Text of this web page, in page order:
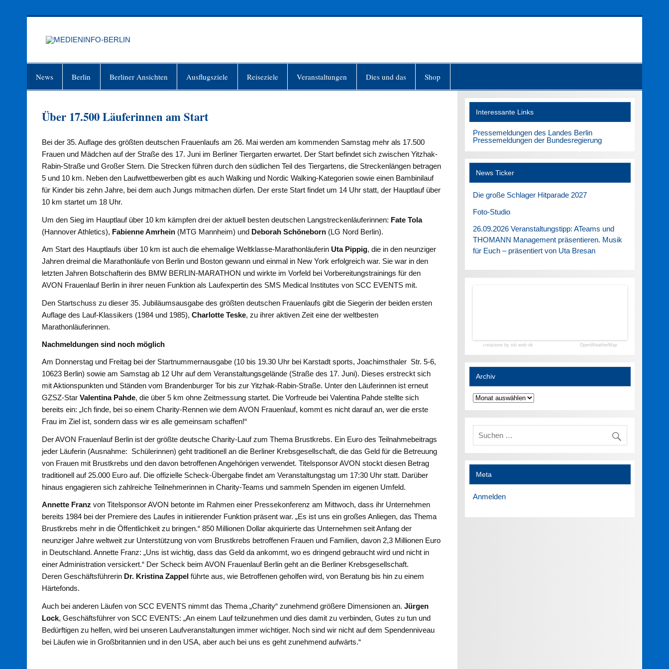
News Berlin Berliner Ansichten Ausflugsziele Reiseziele Veranstaltungen Dies und das Shop
Über 17.500 Läuferinnen am Start
Bei der 35. Auflage des größten deutschen Frauenlaufs am 26. Mai werden am kommenden Samstag mehr als 17.500
Frauen und Mädchen auf der Straße des 17. Juni im Berliner Tiergarten erwartet. Der Start befindet sich zwischen Yitzhak-
Rabin-Straße und Großer Stern. Die Strecken führen durch den südlichen Teil des Tiergartens, die Streckenlängen betragen
5 und 10 km. Neben den Laufwettbewerben gibt es auch Walking und Nordic Walking-Kategorien sowie einen Bambinilauf
für Kinder bis zehn Jahre, bei dem auch Jungs mitmachen dürfen. Der erste Start findet um 14 Uhr statt, der Hauptlauf über
10 km startet um 18 Uhr.
Um den Sieg im Hauptlauf über 10 km kämpfen drei der aktuell besten deutschen Langstreckenläuferinnen: Fate Tola
(Hannover Athletics), Fabienne Amrhein (MTG Mannheim) und Deborah Schöneborn (LG Nord Berlin).
Am Start des Hauptlaufs über 10 km ist auch die ehemalige Weltklasse-Marathonläuferin Uta Pippig, die in den neunziger
Jahren dreimal die Marathonläufe von Berlin und Boston gewann und einmal in New York erfolgreich war. Sie war in den
letzten Jahren Botschafterin des BMW BERLIN-MARATHON und wirkte im Vorfeld bei Vorbereitungstrainings für den
AVON Frauenlauf Berlin in ihrer neuen Funktion als Laufexpertin des SMS Medical Institutes von SCC EVENTS mit.
Den Startschuss zu dieser 35. Jubiläumsausgabe des größten deutschen Frauenlaufs gibt die Siegerin der beiden ersten
Auflage des Lauf-Klassikers (1984 und 1985),Charlotte Teske, zu ihrer aktiven Zeit eine der weltbesten
Marathonläuferinnen.
Nachmeldungen sind noch möglich
Am Donnerstag und Freitag bei der Startnummernausgabe (10 bis 19.30 Uhr bei Karstadt sports, Joachimsthaler Str. 5-6,
10623 Berlin) sowie am Samstag ab 12 Uhr auf dem Veranstaltungsgelände (Straße des 17. Juni). Dieses erstreckt sich
mit Aktionspunkten und Ständen vom Brandenburger Tor bis zur Yitzhak-Rabin-Straße. Unter den Läuferinnen ist erneut
GZSZ-StarValentina Pahde, die über 5 km ohne Zeitmessung startet. Die Vorfreude bei Valentina Pahde stellte sich
bereits ein: „Ich finde, bei so einem Charity-Rennen wie dem AVON Frauenlauf, kommt es nicht darauf an, wer die erste
Frau im Ziel ist, sondern dass wir es alle gemeinsam schaffen!“
Der AVON Frauenlauf Berlin ist der größte deutsche Charity-Lauf zum Thema Brustkrebs. Ein Euro des Teilnahmebeitrags
jeder Läuferin (Ausnahme: Schülerinnen) geht traditionell an die Berliner Krebsgesellschaft, die das Geld für die Betreuung
von Frauen mit Brustkrebs und den davon betroffenen Angehörigen verwendet. Titelsponsor AVON stockt diesen Betrag
traditionell auf 25.000 Euro auf. Die offizielle Scheck-Übergabe findet am Veranstaltungstag um 17:30 Uhr statt. Darüber
hinaus engagieren sich zahlreiche Teilnehmerinnen in Charity-Teams und sammeln Spenden im eigenen Umfeld.
Annette Franz von Titelsponsor AVON betonte im Rahmen einer Pressekonferenz am Mittwoch, dass ihr Unternehmen
bereits 1984 bei der Premiere des Laufes in initiierender Funktion präsent war. „Es ist uns ein großes Anliegen, das Thema
Brustkrebs mehr in die Öffentlichkeit zu bringen.“ 850 Millionen Dollar akquirierte das Unternehmen seit Anfang der
neunziger Jahre weltweit zur Unterstützung von vom Brustkrebs betroffenen Frauen und Familien, davon 2,3 Millionen Euro
in Deutschland. Annette Franz: „Uns ist wichtig, dass das Geld da ankommt, wo es dringend gebraucht wird und nicht in
einer Administration versickert.“ Der Scheck beim AVON Frauenlauf Berlin geht an die Berliner Krebsgesellschaft.
Deren Geschäftsführerin Dr. Kristina Zappel führte aus, wie Betroffenen geholfen wird, von Beratung bis hin zu einem
Härtefonds.
Auch bei anderen Läufen von SCC EVENTS nimmt das Thema „Charity“ zunehmend größere Dimensionen an.Jürgen
Lock, Geschäftsführer von SCC EVENTS: „An einem Lauf teilzunehmen und dies damit zu verbinden, Gutes zu tun und
Bedürftigen zu helfen, wird bei unseren Laufveranstaltungen immer wichtiger. Noch sind wir nicht auf dem Spendenniveau
bei Läufen wie in Großbritannien und in den USA, aber auch bei uns es geht zunehmend aufwärts.“
Interessante Links
Pressemeldungen des Landes Berlin
Pressemeldungen der Bundesregierung
News Ticker
Die große Schlager Hitparade 2027
Foto-Studio
26.09.2026 Veranstaltungstipp: ATeams und
THOMANN Management präsentieren. Musik
für Euch – präsentiert von Uta Bresan
creazione by siti web ok OpenWeatherMap
Archiv
Archiv
Meta
Anmelden